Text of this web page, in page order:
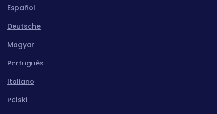
Español
Deutsche
Magyar
Português
Italiano
Polski